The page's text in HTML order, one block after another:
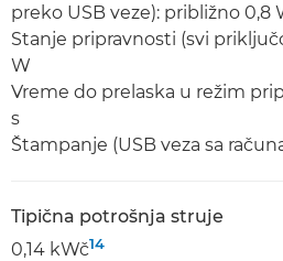
preko USB veze): približno 0,8
Stanje pripravnosti (svi
W
Vreme do prelaska u režim
s
Štampanje (USB veza sa
Tipična potrošnja struje
0,14 kWč14